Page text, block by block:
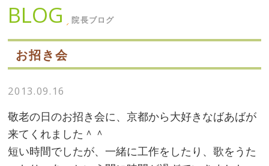
BLOG 院長ブログ
お招き会
2013.09.16
敬老の日のお招き会に、京都から大好きなばあばが
来てくれました＾＾
短い時間でしたが、一緒に工作をしたり、歌をうた